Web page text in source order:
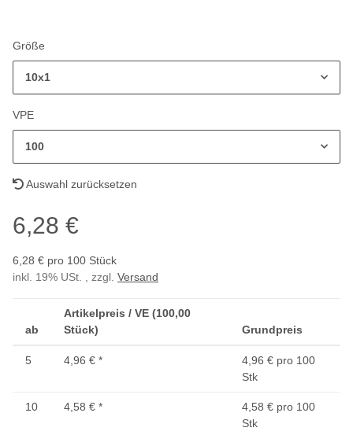
Größe
10x1
VPE
100
Auswahl zurücksetzen
6,28 €
6,28 € pro 100 Stück
inkl. 19% USt. , zzgl. Versand
ab
Artikelpreis / VE (100,00
Stück)
Grundpreis
5 4,96 € *
4,96 € pro 100
Stk
10 4,58 € *
4,58 € pro 100
Stk